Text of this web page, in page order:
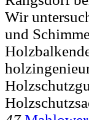
Wir
und